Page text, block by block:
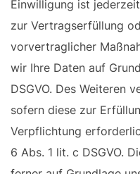
Einwilligung ist
zur Vertragserfüllung
vorvertraglicher
wir Ihre Daten auf
DSGVO. Des Weiteren
sofern diese zur
Verpflichtung
6 Abs. 1 lit. c DSGVO.